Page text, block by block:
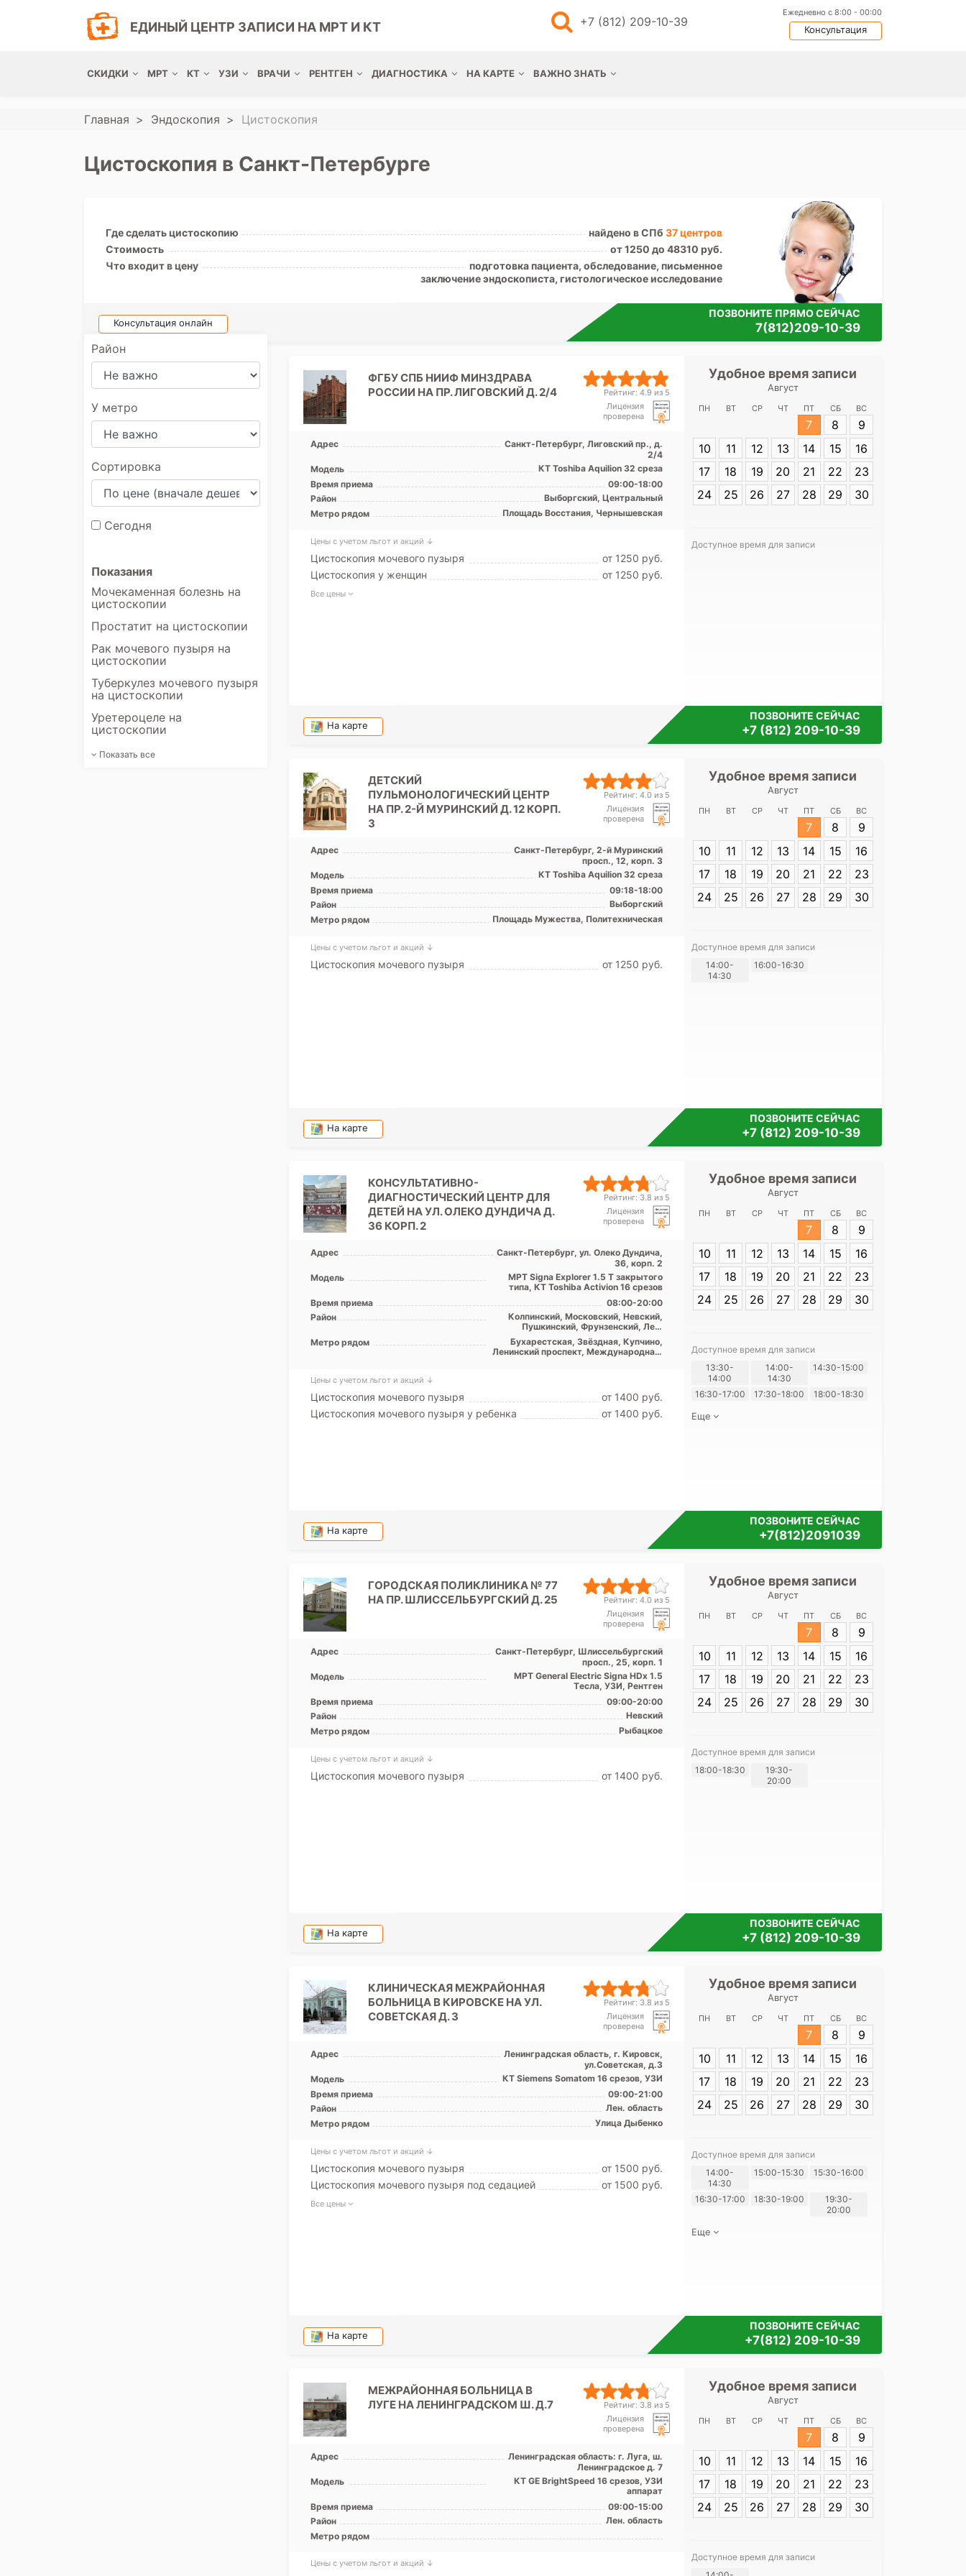
ЕДИНЫЙ ЦЕНТР ЗАПИСИ НА МРТ И КТ +7 (812) 209-10-39
Ежедневно с 8:00 - 00:00
Консультация
СКИДКИ МРТ КТ УЗИ ВРАЧИ РЕНТГЕН ДИАГНОСТИКА НА КАРТЕ ВАЖНО ЗНАТЬ
Главная Эндоскопия Цистоскопия
Цистоскопия в Санкт-Петербурге
Где сделать цистоскопию найдено в СПб 37 центров
Стоимость
от 1250 до 48310 руб.
Что входит в цену
подготовка пациента, обследование, письменное
заключение эндоскописта, гистологическое исследование
Консультация онлайн
ПОЗВОНИТЕ ПРЯМО СЕЙЧАС
7(812)209-10-39
Район
У метро
Сортировка
Сегодня
Показания
Мочекаменная болезнь на
цистоскопии
Простатит на цистоскопии
Рак мочевого пузыря на
цистоскопии
Туберкулез мочевого пузыря
на цистоскопии
Уретероцеле на
цистоскопии
Показать все
ФГБУ СПБ НИИФ МИНЗДРАВА
РОССИИ НА ПР. ЛИГОВСКИЙ Д. 2/4
Рейтинг: 4.9 из 5
Лицензия
проверена
Адрес
Санкт-Петербург, Лиговский пр., д.
2/4
Модель
КТ Toshiba Aquilion 32 среза
Время приема
09:00-18:00
Район
Выборгский, Центральный
Метро рядом
Площадь Восстания, Чернышевская
Цены с учетом льгот и акций ↓
Цистоскопия мочевого пузыря
от 1250 pуб.
Цистоскопия у женщин
от 1250 pуб.
Все цены
Удобное время записи
Август
ПН ВТ СР ЧТ ПТ СБ ВС
7 8
9
10
11 12 13 14 15
16
17
18 19 20 21 22
23
24
25 26 27 28 29 30
Доступное время для записи
На карте
ПОЗВОНИТЕ СЕЙЧАС
+7 (812) 209-10-39
ДЕТСКИЙ
ПУЛЬМОНОЛОГИЧЕСКИЙ ЦЕНТР
НА ПР. 2-Й МУРИНСКИЙ Д. 12 КОРП.
3
Рейтинг: 4.0 из 5
Лицензия
проверена
Адрес
Санкт-Петербург, 2-й Муринский
просп., 12, корп. 3
Модель
КТ Toshiba Aquilion 32 среза
Время приема
09:18-18:00
Район
Выборгский
Метро рядом
Площадь Мужества, Политехническая
Цены с учетом льгот и акций ↓
Цистоскопия мочевого пузыря от 1250 pуб.
Удобное время записи
Август
ПН ВТ СР ЧТ ПТ СБ ВС
7 8
9
10
11 12 13 14 15
16
17
18 19 20 21 22
23
24
25 26 27 28 29 30
Доступное время для записи
14:00-
14:30
16:00-16:30
На карте
ПОЗВОНИТЕ СЕЙЧАС
+7 (812) 209-10-39
КОНСУЛЬТАТИВНО-
ДИАГНОСТИЧЕСКИЙ ЦЕНТР ДЛЯ
ДЕТЕЙ НА УЛ. ОЛЕКО ДУНДИЧА Д.
36 КОРП. 2
Рейтинг: 3.8 из 5
Лицензия
проверена
Адрес
Санкт-Петербург, ул. Олеко Дундича,
36, корп. 2
Модель
МРТ Signa Explorer 1.5 Т закрытого
типа, КТ Toshiba Activion 16 срезов
Время приема
08:00-20:00
Район
Колпинский, Московский, Невский,
Пушкинский, Фрунзенский, Лен.
область
Метро рядом
Бухарестская, Звёздная, Купчино,
Ленинский проспект, Международная,
Цены с учетом льгот и акций ↓
Цистоскопия мочевого пузыря
от 1400 pуб.
Цистоскопия мочевого пузыря у ребенка
от 1400 pуб.
Удобное время записи
Август
ПН ВТ СР ЧТ ПТ СБ ВС
7 8
9
10
11 12 13 14 15
16
17
18 19 20 21 22
23
24
25 26 27 28 29 30
Доступное время для записи
13:30-
14:00
14:00-
14:30
14:30-15:00
16:30-17:00 17:30-18:00 18:00-18:30
Еще
На карте
ПОЗВОНИТЕ СЕЙЧАС
+7(812)2091039
ГОРОДСКАЯ ПОЛИКЛИНИКА № 77
НА ПР. ШЛИССЕЛЬБУРГСКИЙ Д. 25
Рейтинг: 4.0 из 5
Лицензия
проверена
Адрес
Санкт-Петербург, Шлиссельбургский
просп., 25, корп. 1
Модель
МРТ General Electric Signa HDх 1.5
Tесла, УЗИ, Рентген
Время приема
09:00-20:00
Район
Невский
Метро рядом
Рыбацкое
Цены с учетом льгот и акций ↓
Цистоскопия мочевого пузыря от 1400 pуб.
Удобное время записи
Август
ПН ВТ СР ЧТ ПТ СБ ВС
7 8
9
10
11 12 13 14 15
16
17
18 19 20 21 22
23
24
25 26 27 28 29 30
Доступное время для записи
18:00-18:30
19:30-
20:00
На карте
ПОЗВОНИТЕ СЕЙЧАС
+7 (812) 209-10-39
КЛИНИЧЕСКАЯ МЕЖРАЙОННАЯ
БОЛЬНИЦА В КИРОВСКЕ НА УЛ.
СОВЕТСКАЯ Д. 3
Рейтинг: 3.8 из 5
Лицензия
проверена
Адрес
Ленинградская область, г. Кировск,
ул.Советская, д.3
Модель
КТ Siemens Somatom 16 срезов, УЗИ
Время приема
09:00-21:00
Район
Лен. область
Метро рядом
Улица Дыбенко
Цены с учетом льгот и акций ↓
Цистоскопия мочевого пузыря
от 1500 pуб.
Цистоскопия мочевого пузыря под седацией
от 1500 pуб.
Все цены
Удобное время записи
Август
ПН ВТ СР ЧТ ПТ СБ ВС
7 8
9
10
11 12 13 14 15
16
17
18 19 20 21 22
23
24
25 26 27 28 29 30
Доступное время для записи
14:00-
14:30
15:00-15:30 15:30-16:00
16:30-17:00 18:30-19:00
19:30-
20:00
Еще
На карте
ПОЗВОНИТЕ СЕЙЧАС
+7(812) 209-10-39
МЕЖРАЙОННАЯ БОЛЬНИЦА В
ЛУГЕ НА ЛЕНИНГРАДСКОМ Ш. Д.7
Рейтинг: 3.8 из 5
Лицензия
проверена
Адрес
Ленинградская область: г. Луга, ш.
Ленинградское д. 7
Модель
КТ GE BrightSpeed 16 срезов, УЗИ
аппарат
Время приема
09:00-15:00
Район
Лен. область
Метро рядом
Цены с учетом льгот и акций ↓
Удобное время записи
Август
ПН ВТ СР ЧТ ПТ СБ ВС
7 8
9
10
11 12 13 14 15
16
17
18 19 20 21 22
23
24
25 26 27 28 29 30
Доступное время для записи